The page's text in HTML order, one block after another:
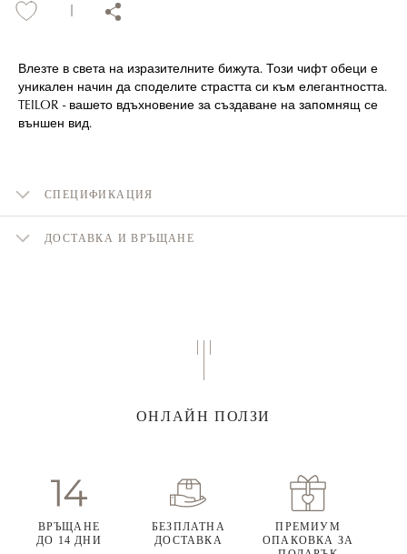
Влезте в света на изразителните бижута. Този чифт обеци е
уникален начин да споделите страстта си към елегантността.
TEILOR - вашето вдъхновение за създаване на запомнящ се
външен вид.
СПЕЦИФИКАЦИЯ
ДОСТАВКА И ВРЪЩАНЕ
ОНЛАЙН ПОЛЗИ
ВРЪЩАНЕ
ДО 14 ДНИ
БЕЗПЛАТНА
ДОСТАВКА
ПРЕМИУМ
ОПАКОВКА ЗА